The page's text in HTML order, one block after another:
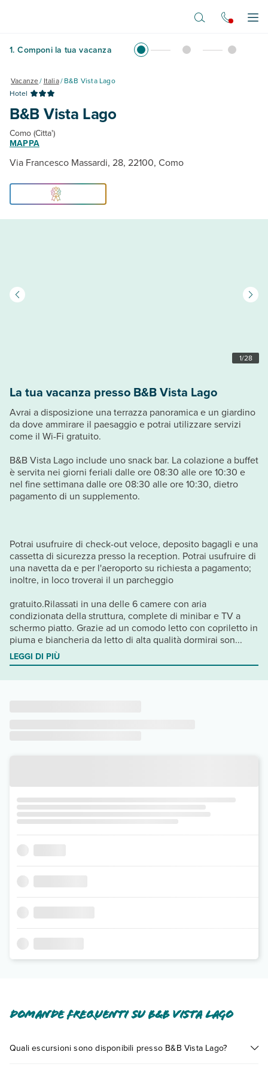
1. Componi la tua vacanza
Vacanze/ Italia/B&B Vista Lago
Hotel
B&B Vista Lago
Como (Citta')
MAPPA
Via Francesco Massardi, 28, 22100, Como
1/28
La tua vacanza presso B&B Vista Lago
Avrai a disposizione una terrazza panoramica e un giardino
da dove ammirare il paesaggio e potrai utilizzare servizi
come il Wi-Fi gratuito.
B&B Vista Lago include uno snack bar. La colazione a buffet
è servita nei giorni feriali dalle ore 08:30 alle ore 10:30 e
nel fine settimana dalle ore 08:30 alle ore 10:30, dietro
pagamento di un supplemento.
Potrai usufruire di check-out veloce, deposito bagagli e una
cassetta di sicurezza presso la reception. Potrai usufruire di
una navetta da e per l'aeroporto su richiesta a pagamento;
inoltre, in loco troverai il un parcheggio
gratuito.Rilassati in una delle 6 camere con aria
condizionata della struttura, complete di minibar e TV a
schermo piatto. Grazie ad un comodo letto con copriletto in
piuma e biancheria da letto di alta qualità dormirai son...
LEGGI DI PIÙ
Domande frequenti su B&B Vista Lago
Quali escursioni sono disponibili presso B&B Vista Lago?